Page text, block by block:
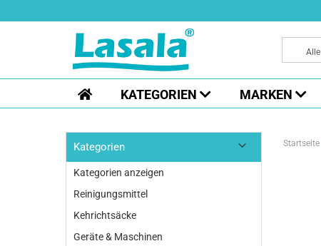
Alle
KATEGORIEN MARKEN
Startseite
Kategorien
Kategorien anzeigen
Reinigungsmittel
Kehrichtsäcke
Geräte & Maschinen